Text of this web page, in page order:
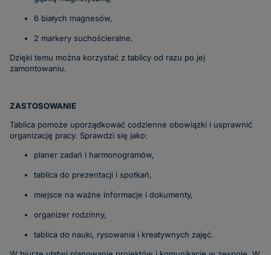
6 białych magnesów,
2 markery suchościeralne.
Dzięki temu można korzystać z tablicy od razu po jej
zamontowaniu.
ZASTOSOWANIE
Tablica pomoże uporządkować codzienne obowiązki i usprawnić
organizację pracy. Sprawdzi się jako:
planer zadań i harmonogramów,
tablica do prezentacji i spotkań,
miejsce na ważne informacje i dokumenty,
organizer rodzinny,
tablica do nauki, rysowania i kreatywnych zajęć.